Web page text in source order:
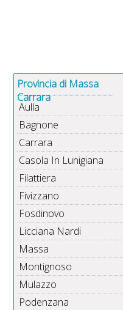
Provincia di Massa
Carrara
Aulla
Bagnone
Carrara
Casola In Lunigiana
Filattiera
Fivizzano
Fosdinovo
Licciana Nardi
Massa
Montignoso
Mulazzo
Podenzana